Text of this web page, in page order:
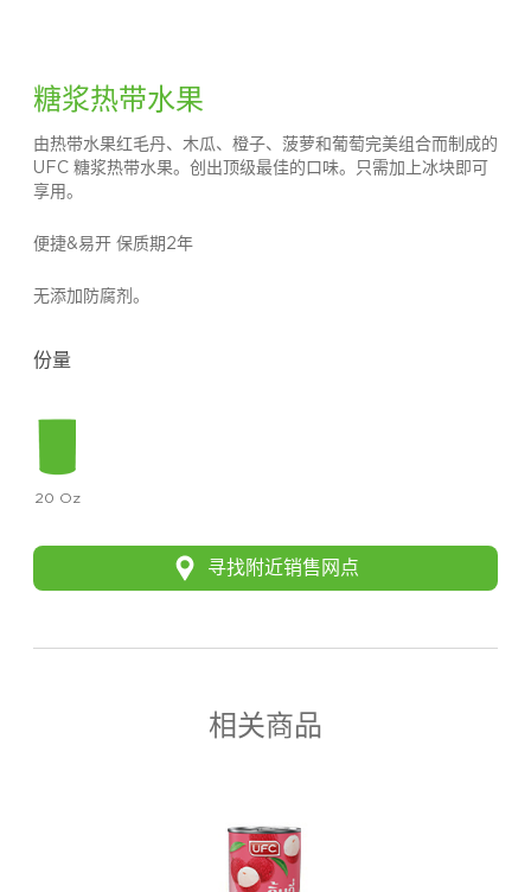
糖浆热带水果
由热带水果红毛丹、木瓜、橙子、菠萝和葡萄完美组合而制成的
UFC 糖浆热带水果。创出顶级最佳的口味。只需加上冰块即可
享用。
便捷&易开 保质期2年
无添加防腐剂。
份量
20 Oz
寻找附近销售网点
相关商品